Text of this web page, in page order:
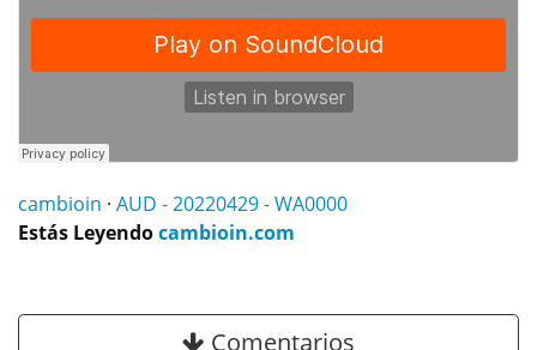
cambioin · AUD - 20220429 - WA0000
Estás Leyendocambioin.com
Comentarios